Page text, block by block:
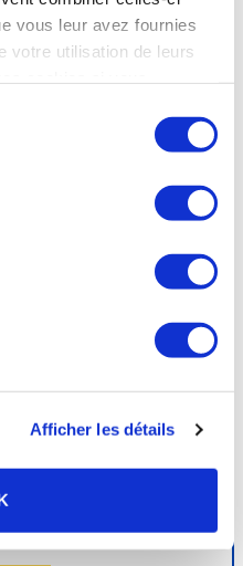
vous leur avez fournies
votre utilisation de leurs
Afficher les détails
+
Affections urinaires
9 stations thermales, dont les
et bicarbonatées disposent